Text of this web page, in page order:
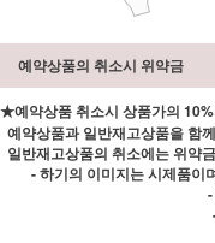
예약상품의 취소시 위약금
★예약상품 취소시 상품가의
예약상품과 일반재고상품을 함
일반재고상품의 취소에는 위약
- 하기의 이미지는 시제품이